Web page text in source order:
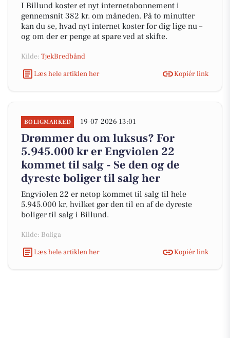
I Billund koster et nyt internetabonnement i
gennemsnit 382 kr. om måneden. På to minutter
kan du se, hvad nyt internet koster for dig lige nu –
og om der er penge at spare ved at skifte.
Kilde: TjekBredbånd
Læs hele artiklen her
Kopiér link
BOLIGMARKED 19-07-2026 13:01
Drømmer du om luksus? For
5.945.000 kr er Engviolen 22
kommet til salg - Se den og de
dyreste boliger til salg her
Engviolen 22 er netop kommet til salg til hele
5.945.000 kr, hvilket gør den til en af de dyreste
boliger til salg i Billund.
Kilde: Boliga
Læs hele artiklen her
Kopiér link